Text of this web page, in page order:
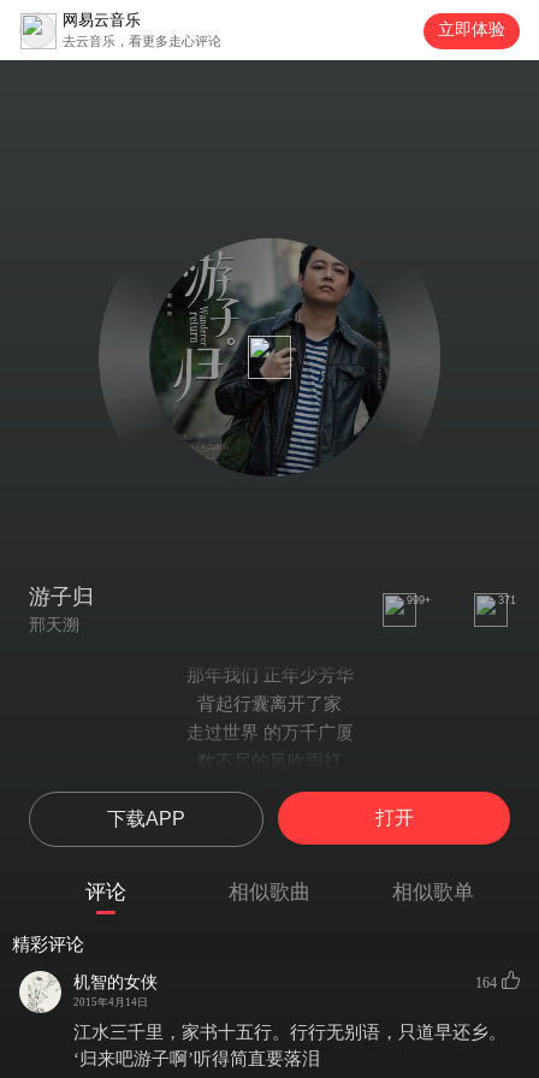
网易云音乐
去云音乐，看更多走心评论
立即体验
游子归
邢天溯
999+ 371
那年我们 正年少芳华
背起行囊离开了家
走过世界 的万千广厦
数不尽的风吹雨打
如今我们还在追逐吗
却只是沧海一粒沙
看过多少年沧桑变化
时间的书啊 慢慢的翻吧
归来吧 游子啊
你在哪里啊
下载APP 打开
评论 相似歌曲 相似歌单
精彩评论
机智的女侠
2015年4月14日
164
江水三千里，家书十五行。行行无别语，只道早还乡。
‘归来吧游子啊’听得简直要落泪